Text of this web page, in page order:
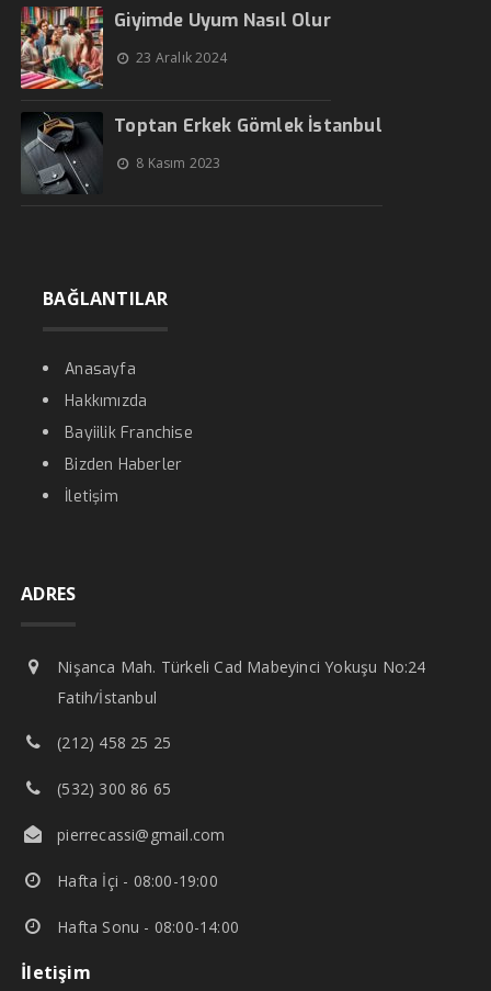
Giyimde Uyum Nasıl Olur
23 Aralık 2024
Toptan Erkek Gömlek İstanbul
8 Kasım 2023
BAĞLANTILAR
Anasayfa
Hakkımızda
Bayiilik Franchise
Bizden Haberler
İletişim
ADRES
Nişanca Mah. Türkeli Cad Mabeyinci Yokuşu No:24
Fatih/İstanbul
(212) 458 25 25
(532) 300 86 65
pierrecassi@gmail.com
Hafta İçi - 08:00-19:00
Hafta Sonu - 08:00-14:00
İletişim